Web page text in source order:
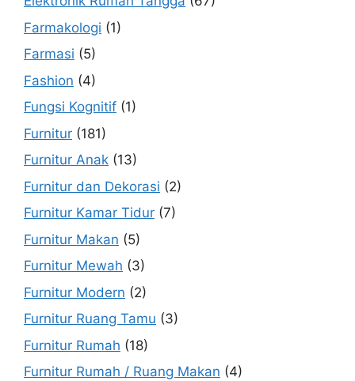
Farmakologi (1)
Farmasi (5)
Fashion (4)
Fungsi Kognitif (1)
Furnitur (181)
Furnitur Anak (13)
Furnitur dan Dekorasi (2)
Furnitur Kamar Tidur (7)
Furnitur Makan (5)
Furnitur Mewah (3)
Furnitur Modern (2)
Furnitur Ruang Tamu (3)
Furnitur Rumah (18)
Furnitur Rumah / Ruang Makan (4)